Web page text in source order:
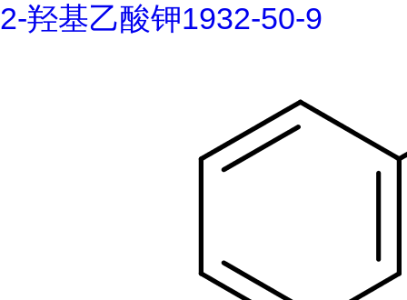
2-羟基乙酸钾1932-50-9